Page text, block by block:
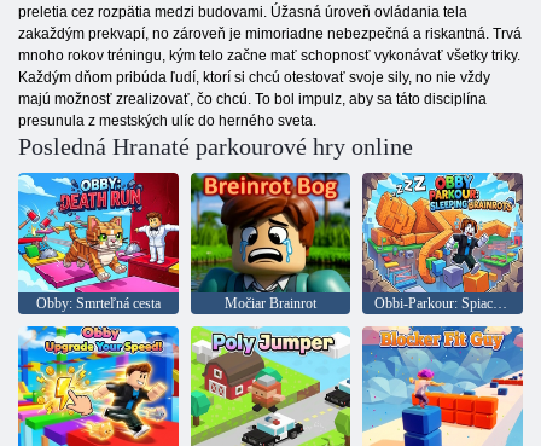
preletia cez rozpätia medzi budovami. Úžasná úroveň ovládania tela
zakaždým prekvapí, no zároveň je mimoriadne nebezpečná a riskantná. Trvá
mnoho rokov tréningu, kým telo začne mať schopnosť vykonávať všetky triky.
Každým dňom pribúda ľudí, ktorí si chcú otestovať svoje sily, no nie vždy
majú možnosť zrealizovať, čo chcú. To bol impulz, aby sa táto disciplína
presunula z mestských ulíc do herného sveta.
Posledná Hranaté parkourové hry online
Obby: Smrteľná cesta Močiar Brainrot Obbi-Parkour: Spiaci mozog